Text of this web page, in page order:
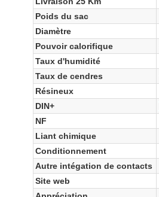
Poids du sac
Diamètre
Pouvoir calorifique
Taux d'humidité
Taux de cendres
Résineux
DIN+
NF
Liant chimique
Conditionnement
Autre intégation de contacts
Site web